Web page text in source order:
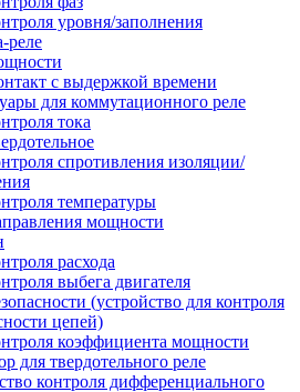
уровня/заполнения
реле
с выдержкой времени
для коммутационного реле
тока
спротивления изоляции/
температуры
мощности
расхода
выбега двигателя
(устройство для контроля
цепей)
коэффициента мощности
для твердотельного реле
контроля дифференциального